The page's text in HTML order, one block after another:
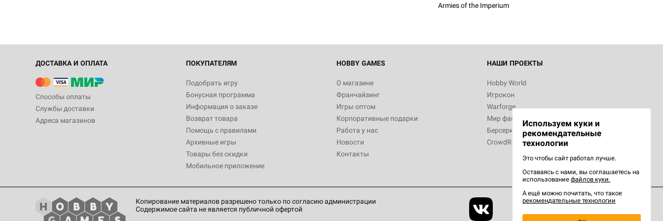
Armies of the Imperium
ДОСТАВКА И ОПЛАТА
Способы оплаты
Службы доставки
Адреса магазинов
ПОКУПАТЕЛЯМ
Подобрать игру
Бонусная программа
Информация о заказе
Возврат товара
Помощь с правилами
Архивные игры
Товары без скидки
Мобильное приложение
HOBBY GAMES
О магазине
Франчайзинг
Игры оптом
Корпоративные подарки
Работа у нас
Новости
Контакты
НАШИ ПРОЕКТЫ
Hobby World
Игрокон
Warforge
Мир фантастики
Берсерк
CrowdRepublic
Копирование материалов разрешено только по согласию администрации
Содержимое сайта не является публичной офертой
Используем куки и
рекомендательные
технологии
Это чтобы сайт работал лучше.
Оставаясь с нами, вы соглашаетесь на
использование файлов куки.
А ещё можно почитать, что такое
рекомендательные технологии